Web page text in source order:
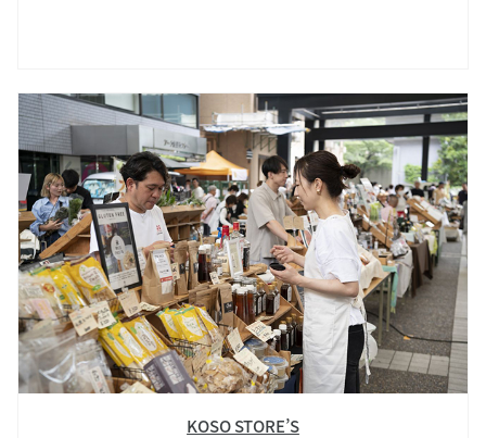
KOSO STORE’S